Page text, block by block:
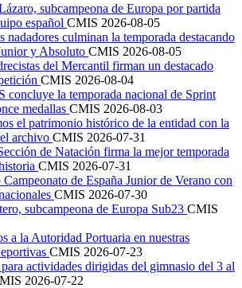
subcampeona de Europa por partida
español CMIS 2026-08-05
nadadores culminan la temporada destacando
y Absoluto CMIS 2026-08-05
del Mercantil firman un destacado
CMIS 2026-08-04
concluye la temporada nacional de Sprint
medallas CMIS 2026-08-03
el patrimonio histórico de la entidad con la
archivo CMIS 2026-07-31
de Natación firma la mejor temporada
CMIS 2026-07-31
de España Junior de Verano con
CMIS 2026-07-30
subcampeona de Europa Sub23 CMIS
a la Autoridad Portuaria en nuestras
CMIS 2026-07-23
actividades dirigidas del gimnasio del 3 al
2026-07-22